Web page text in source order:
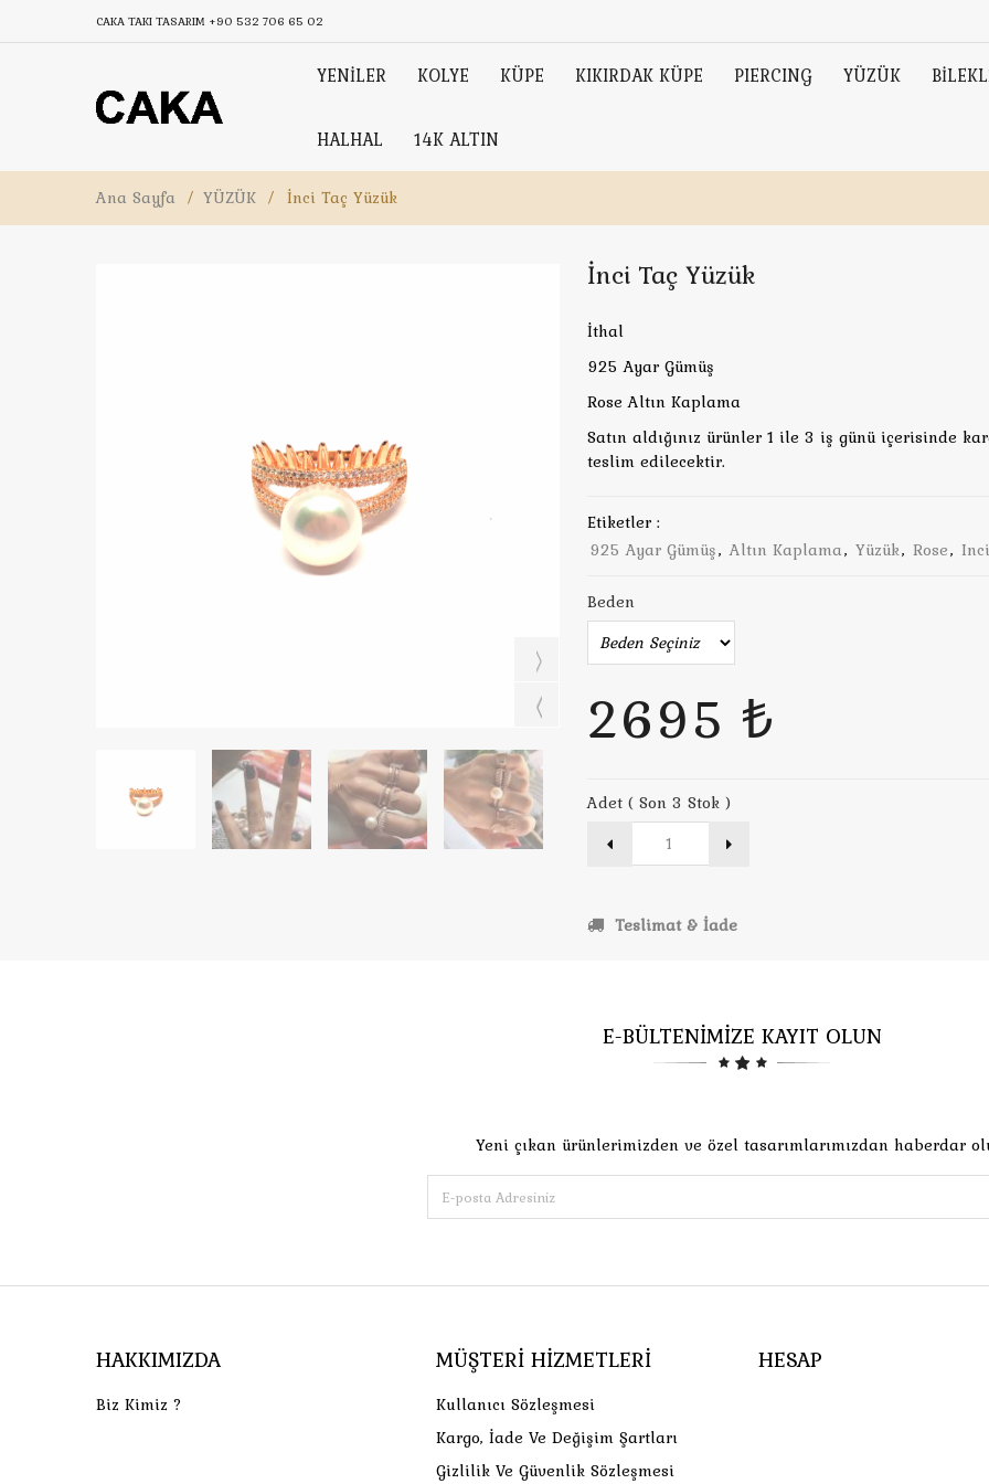
CAKA TAKI TASARIM +90 532 706 65 02
YENİLER KOLYE KÜPE KIKIRDAK KÜPE PIERCING YÜZÜK
HALHAL 14K ALTIN
Ana Sayfa / YÜZÜK / İnci Taç Yüzük
İnci Taç Yüzük
İthal
925 Ayar Gümüş
Rose Altın Kaplama
Satın aldığınız ürünler 1 ile 3 iş günü içerisinde
teslim edilecektir.
Etiketler :
925 Ayar Gümüş, Altın Kaplama, Yüzük, Rose, Inci
Beden
2695 ₺
Adet ( Son 3 Stok )
Teslimat & İade
E-BÜLTENİMİZE KAYIT OLUN
Yeni çıkan ürünlerimizden ve özel tasarımlarımızdan haberdar
HAKKIMIZDA
Biz Kimiz ?
MÜŞTERI HIZMETLERI
Kullanıcı Sözleşmesi
Kargo, İade Ve Değişim Şartları
Gizlilik Ve Güvenlik Sözleşmesi
HESAP